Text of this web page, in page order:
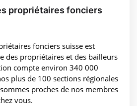
propriétaires fonciers
fonciers suisse est
des propriétaires et des bailleurs
compte environ 340 000
plus de 100 sections régionales
proches de nos membres
vous.